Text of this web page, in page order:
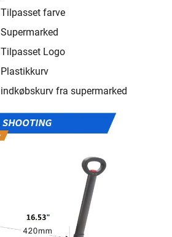
Tilpasset farve
Supermarked
Tilpasset Logo
Plastikkurv
indkøbskurv fra supermarked